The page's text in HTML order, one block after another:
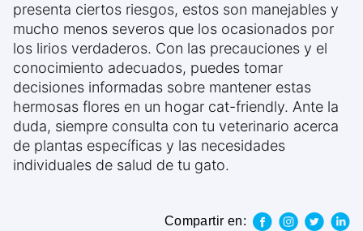
presenta ciertos riesgos, estos son manejables y
mucho menos severos que los ocasionados por
los lirios verdaderos. Con las precauciones y el
conocimiento adecuados, puedes tomar
decisiones informadas sobre mantener estas
hermosas flores en un hogar cat-friendly. Ante la
duda, siempre consulta con tu veterinario acerca
de plantas específicas y las necesidades
individuales de salud de tu gato.
Compartir en: